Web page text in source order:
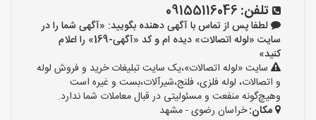
تلفن: 09155116046
لطفا پس از تماس با آگهی دهنده بگویید: «آگهی شما را در
سایت «لوله اتصالات» دیده ام و کد «آگهی-169» را اعلام
کنید»
سایت «لوله اتصالات»،یک سایت تبلیغات خرید و فروش لوله
و اتصالات، لوله فلزی، فلنج،شیرآلات،بست و غیره است
وهیچ‌گونه منفعت و مسئولیتی در قبال معاملات شما ندارد.
مکان:خراسان رضوی - مشهد